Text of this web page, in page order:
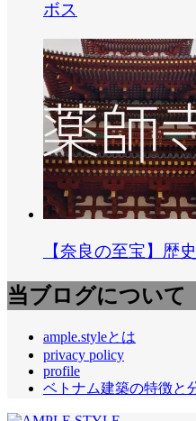
ボス
【奈良の至宝】
当ブログについて
ample.styleとは
privacy policy
profile
ベトナム建築の特徴と